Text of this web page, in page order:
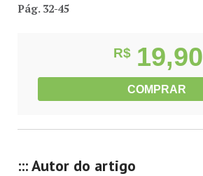
Pág. 32-45
R$ 19,90
COMPRAR
::: Autor do artigo